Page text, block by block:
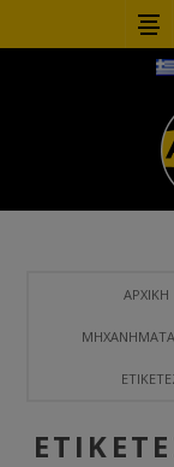
ΑΡΧΙΚΉ
ΜΗΧΑΝΉΜΑΤΑ